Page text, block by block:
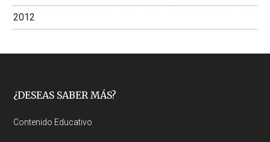
2012
Footer
¿DESEAS SABER MÁS?
Contenido Educativo